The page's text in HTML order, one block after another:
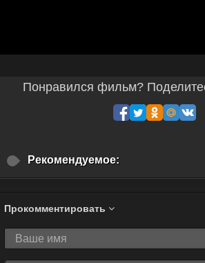
Понравился фильм?
Рекомендуемое:
Прокомментировать